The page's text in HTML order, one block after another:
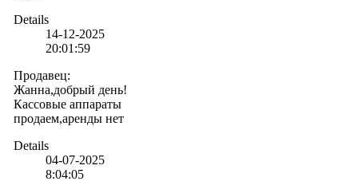
Details
14-12-2025
20:01:59
Продавец:
Жанна,добрый день!
Кассовые аппараты
продаем,аренды нет
Details
04-07-2025
8:04:05